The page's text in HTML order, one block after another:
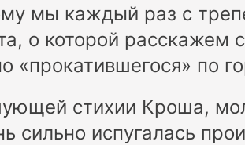
мы каждый раз с
о которой расскажем
«прокатившегося» по
стихии Кроша,
сильно испугалась